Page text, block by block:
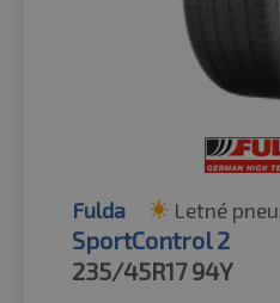
Fulda Letné
SportControl 2
235/45R17 94Y